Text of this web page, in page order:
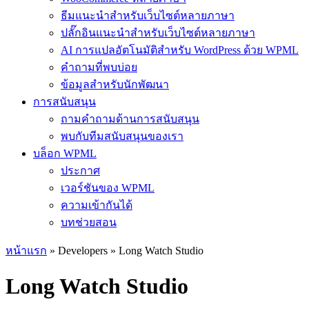
ธีมแนะนำสำหรับเว็บไซต์หลายภาษา
ปลั๊กอินแนะนำสำหรับเว็บไซต์หลายภาษา
AI การแปลอัตโนมัติสำหรับ WordPress ด้วย WPML
คำถามที่พบบ่อย
ข้อมูลสำหรับนักพัฒนา
การสนับสนุน
ถามคำถามด้านการสนับสนุน
พบกับทีมสนับสนุนของเรา
บล็อก WPML
ประกาศ
เวอร์ชันของ WPML
ความเข้ากันได้
บทช่วยสอน
หน้าแรก » Developers » Long Watch Studio
Long Watch Studio